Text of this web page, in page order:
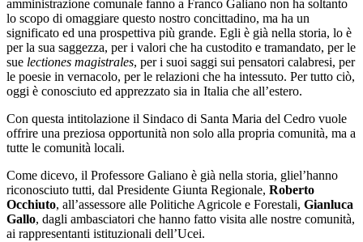
amministrazione comunale fanno a Franco Galiano non ha soltanto
lo scopo di omaggiare questo nostro concittadino, ma ha un
significato ed una prospettiva più grande. Egli è già nella storia, lo è
per la sua saggezza, per i valori che ha custodito e tramandato, per le
sue lectiones magistrales, per i suoi saggi sui pensatori calabresi, per
le poesie in vernacolo, per le relazioni che ha intessuto. Per tutto ciò,
oggi è conosciuto ed apprezzato sia in Italia che all’estero.
Con questa intitolazione il Sindaco di Santa Maria del Cedro vuole
offrire una preziosa opportunità non solo alla propria comunità, ma a
tutte le comunità locali.
Come dicevo, il Professore Galiano è già nella storia, gliel’hanno
riconosciuto tutti, dal Presidente Giunta Regionale, Roberto
Occhiuto, all’assessore alle Politiche Agricole e Forestali, Gianluca
Gallo, dagli ambasciatori che hanno fatto visita alle nostre comunità,
ai rappresentanti istituzionali dell’Ucei.